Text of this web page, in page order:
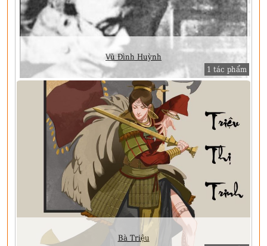
Vũ Đình Huỳnh
1 tác phẩm
Bà Triệu